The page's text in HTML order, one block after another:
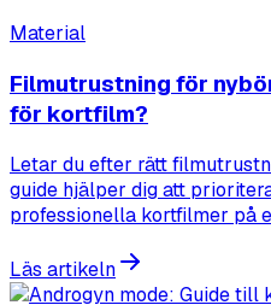
Material
Filmutrustning för
för kortfilm?
Letar du efter rätt
guide hjälper dig att
professionella kortfilmer på
Läs artikeln